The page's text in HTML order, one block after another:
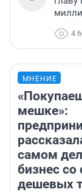
4
МНЕНИЕ
мешке»:
самом
бизнес со
дешевых